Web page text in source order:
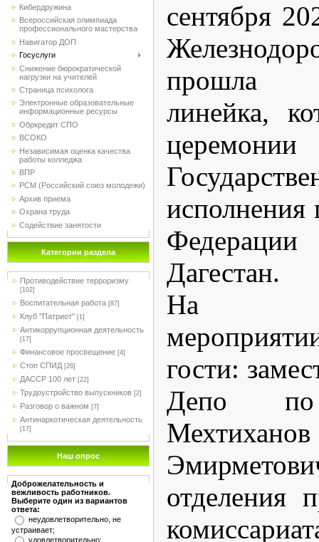
Кибердружина
Всероссийская олимпиада
профессионального мастерства
Навигатор ДОП
Госуслуги
Снижение бюрократической
нагрузки на учителей
Страница психолога
Электронные образовательные
информационные ресурсы
Обркредит СПО
ВСОКО
Независимая оценка качества
работы колледжа
ВПР
РСМ (Российский союз молодежи)
Архив приема
Охрана труда
Содействие занятости
Категории раздела
Противодействие терроризму
[102]
Воспитательная работа [87]
Клуб "Патриот" [1]
Антикоррупционная деятельность
[17]
Финансовое просвещение [4]
Стоп СПИД [26]
ДАССР 100 лет [22]
Трудоустройство выпускников [2]
Разговор о важном [7]
Антинаркотическая деятельность
[17]
Наш опрос
Доброжелательность и
вежливость работников.
Выберите один из вариантов
ответа:
неудовлетворительно, не
устраивает;
удовлетворительно;
сентября
прошла
линейка,
исполнения
Дагестан.
На
гости:
Депо по
отделения